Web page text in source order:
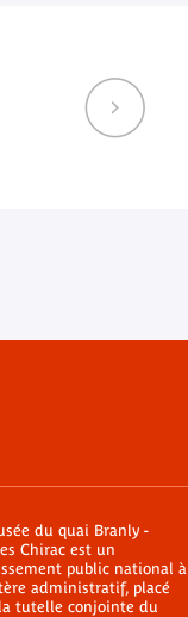
du quai Branly -
Chirac est un
public national à
administratif, placé
tutelle conjointe du